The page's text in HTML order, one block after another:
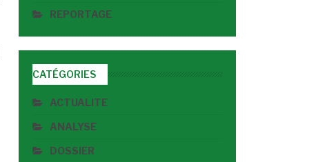
REPORTAGE
CATÉGORIES
ACTUALITE
ANALYSE
DOSSIER